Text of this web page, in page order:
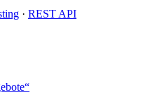
· REST API